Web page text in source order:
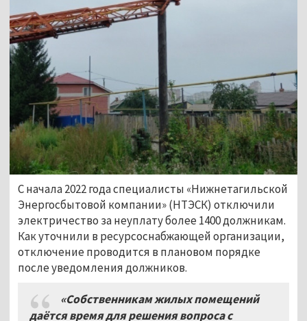
С начала 2022 года специалисты «Нижнетагильской
Энергосбытовой компании» (НТЭСК) отключили
электричество за неуплату более 1400 должникам.
Как уточнили в ресурсоснабжающей организации,
отключение проводится в плановом порядке
после уведомления должников.
«Собственникам жилых помещений
даётся время для решения вопроса с